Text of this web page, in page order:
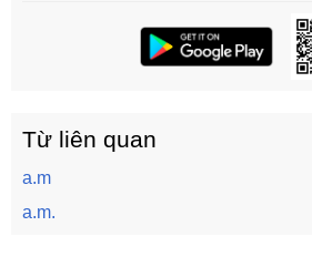
Từ liên quan
a.m
a.m.